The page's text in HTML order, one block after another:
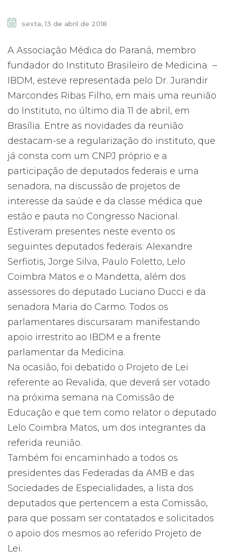
sexta, 13 de abril de 2018
A Associação Médica do Paraná, membro
fundador do Instituto Brasileiro de Medicina –
IBDM, esteve representada pelo Dr. Jurandir
Marcondes Ribas Filho, em mais uma reunião
do Instituto, no último dia 11 de abril, em
Brasília. Entre as novidades da reunião
destacam-se a regularização do instituto, que
já consta com um CNPJ próprio e a
participação de deputados federais e uma
senadora, na discussão de projetos de
interesse da saúde e da classe médica que
estão e pauta no Congresso Nacional.
Estiveram presentes neste evento os
seguintes deputados federais: Alexandre
Serfiotis, Jorge Silva, Paulo Foletto, Lelo
Coimbra Matos e o Mandetta, além dos
assessores do deputado Luciano Ducci e da
senadora Maria do Carmo. Todos os
parlamentares discursaram manifestando
apoio irrestrito ao IBDM e a frente
parlamentar da Medicina.
Na ocasião, foi debatido o Projeto de Lei
referente ao Revalida, que deverá ser votado
na próxima semana na Comissão de
Educação e que tem como relator o deputado
Lelo Coimbra Matos, um dos integrantes da
referida reunião.
Também foi encaminhado a todos os
presidentes das Federadas da AMB e das
Sociedades de Especialidades, a lista dos
deputados que pertencem a esta Comissão,
para que possam ser contatados e solicitados
o apoio dos mesmos ao referido Projeto de
Lei.